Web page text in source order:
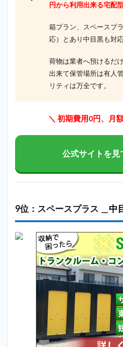
円から利用出来る宅配
箱プラン、スペースプ
応）とあり中目黒も対応
荷物は業者へ預けるだ
出来て保管場所は有人
リティは万全です。
＼ 初期費用0円、月
公式サイトを見
9位：スペースプラス ＿ 中